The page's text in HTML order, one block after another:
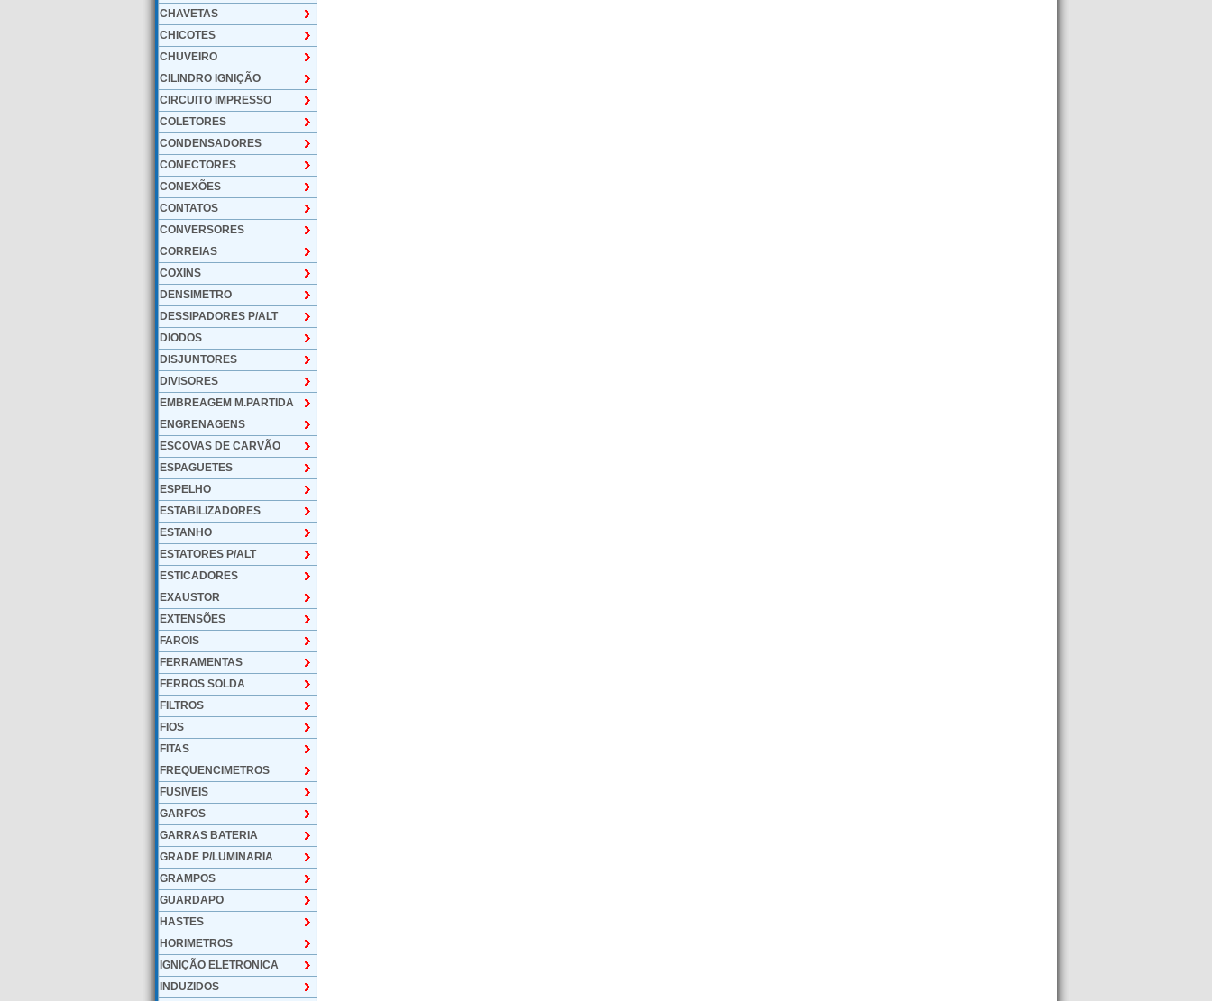
CHAVETAS
CHICOTES
CHUVEIRO
CILINDRO IGNIÇÃO
CIRCUITO IMPRESSO
COLETORES
CONDENSADORES
CONECTORES
CONEXÕES
CONTATOS
CONVERSORES
CORREIAS
COXINS
DENSIMETRO
DESSIPADORES P/ALT
DIODOS
DISJUNTORES
DIVISORES
EMBREAGEM M.PARTIDA
ENGRENAGENS
ESCOVAS DE CARVÃO
ESPAGUETES
ESPELHO
ESTABILIZADORES
ESTANHO
ESTATORES P/ALT
ESTICADORES
EXAUSTOR
EXTENSÕES
FAROIS
FERRAMENTAS
FERROS SOLDA
FILTROS
FIOS
FITAS
FREQUENCIMETROS
FUSIVEIS
GARFOS
GARRAS BATERIA
GRADE P/LUMINARIA
GRAMPOS
GUARDAPO
HASTES
HORIMETROS
IGNIÇÃO ELETRONICA
INDUZIDOS